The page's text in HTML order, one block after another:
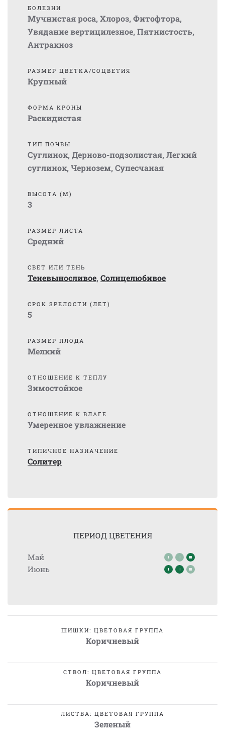
БОЛЕЗНИ
Мучнистая роса, Хлороз, Фитофтора,
Увядание вертицилезное, Пятнистость,
Антракноз
РАЗМЕР ЦВЕТКА/СОЦВЕТИЯ
Крупный
ФОРМА КРОНЫ
Раскидистая
ТИП ПОЧВЫ
Суглинок, Дерново-подзолистая, Легкий
суглинок, Чернозем, Супесчаная
ВЫСОТА (М)
3
РАЗМЕР ЛИСТА
Средний
СВЕТ ИЛИ ТЕНЬ
Теневыносливое, Солнцелюбивое
СРОК ЗРЕЛОСТИ (ЛЕТ)
5
РАЗМЕР ПЛОДА
Мелкий
ОТНОШЕНИЕ К ТЕПЛУ
Зимостойкое
ОТНОШЕНИЕ К ВЛАГЕ
Умеренное увлажнение
ТИПИЧНОЕ НАЗНАЧЕНИЕ
Солитер
ПЕРИОД ЦВЕТЕНИЯ
Май
Июнь
ШИШКИ: ЦВЕТОВАЯ ГРУППА
Коричневый
СТВОЛ: ЦВЕТОВАЯ ГРУППА
Коричневый
ЛИСТВА: ЦВЕТОВАЯ ГРУППА
Зеленый